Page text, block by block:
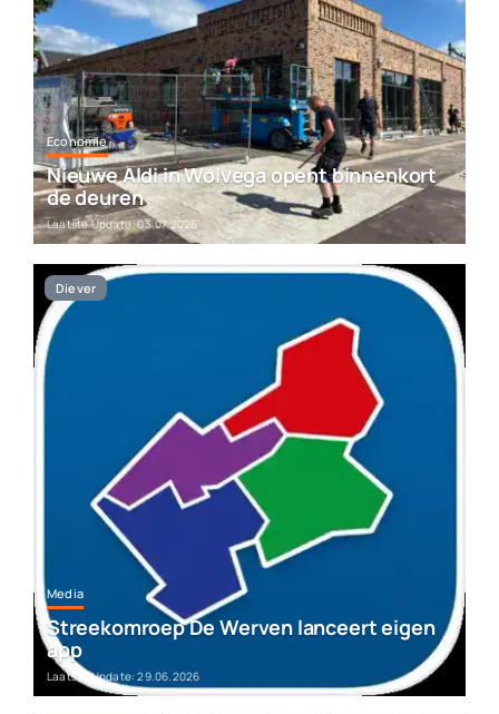
Economie
Nieuwe Aldi in Wolvega opent binnenkort
de deuren
Laatste Update: 03.07.2026
Diever
Media
Streekomroep De Werven lanceert eigen
app
Laatste Update: 29.06.2026